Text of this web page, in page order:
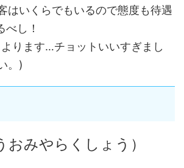
はいくらでもいるので態度も待遇
し！
ります…チョットいいすぎまし
。)
おみやらくしょう）